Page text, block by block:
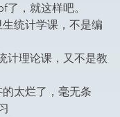
，就这样吧。
统计学课，不是编
计理论课，又不是教
太烂了，毫无条